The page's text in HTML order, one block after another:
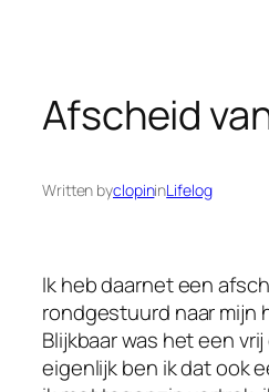
Afscheid
Written byclopininLifelog
Ik heb daarnet een
rondgestuurd naar mijn
Blijkbaar was het een
eigenlijk ben ik dat ook